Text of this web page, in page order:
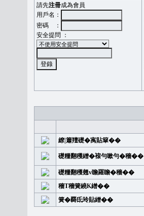
請先注冊成為會員
用戶名：
密碼 ：
安全提問 ：
繚|簫羶礎�㝢貼簞��
礎糧翻穫繒�䙛勻嗽勻�穡��
礎糧翻穫翹v瞻羅瞻�穡��
穡T穡簧繞K繒��
簧�覉氐玲貼繒��